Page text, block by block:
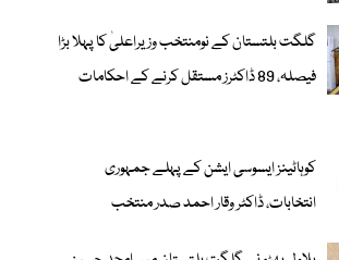
گلگت بلتستان کے نومنتخب وزیراعلیٰ کا پہلا بڑا
فیصلہ، 89 ڈاکٹرز مستقل کرنے کے احکامات
کوہاٹینز ایسوسی ایشن کے پہلے جمہوری
انتخابات، ڈاکٹر وقار احمد صدر منتخب